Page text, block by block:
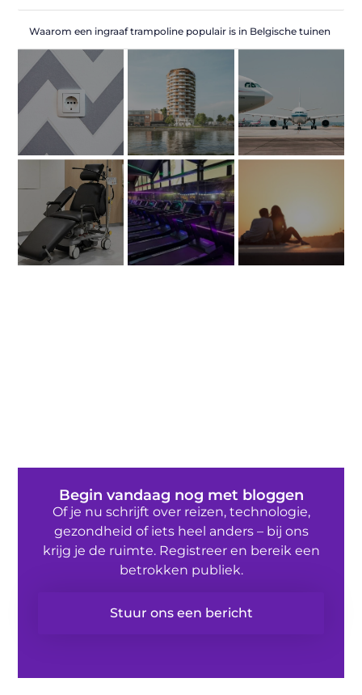
Waarom een ingraaf trampoline populair is in Belgische tuinen
Begin vandaag nog met bloggen
Of je nu schrijft over reizen, technologie,
gezondheid of iets heel anders – bij ons
krijg je de ruimte. Registreer en bereik een
betrokken publiek.
Stuur ons een bericht